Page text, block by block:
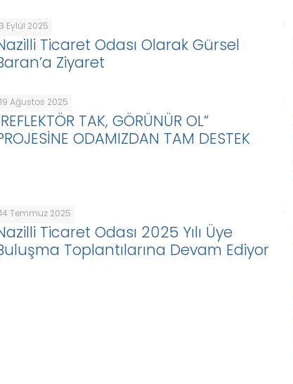
3 Eylül 2025
Ticaret Odası Olarak Gürsel
Ziyaret
19 Ağustos 2025
TAK, GÖRÜNÜR OL”
ODAMIZDAN TAM DESTEK
14 Temmuz 2025
Ticaret Odası 2025 Yılı Üye
Toplantılarına Devam Ediyor